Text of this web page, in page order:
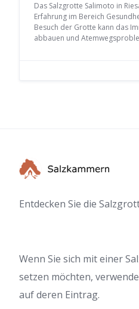
Das Salzgrotte Salimoto in
Erfahrung im Bereich
Besuch der Grotte kann das
abbauen und
Entdecken Sie die
Wenn Sie sich mit einer
setzen möchten,
auf deren Eintrag.